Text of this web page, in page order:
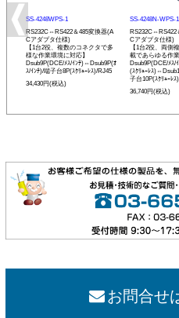
SS-4248WPS-1
RS232C⇔RS422＆485変換器(A
Cアダプタ仕様)
【1台2役、複数のコネクタで多
様な作業環境に対応】
Dsub9P(DCE/ﾒｽ/ｲﾝﾁ)⇔Dsub9P(ｵ
ｽ/ｲﾝﾁ)/端子台8P(ｽｸﾘｭｰﾚｽ)/RJ45
34,430円(税込)
SS-4248N-WPS-
RS232C⇔RS422
Cアダプタ仕様)
【1台2役、両側
載であらゆる作
Dsub9P(DCE/ﾒｽ/
(ｽｸﾘｭｰﾚｽ
子台10P(ｽｸﾘｭｰﾚｽ
36,740円(税込)
お問合せ